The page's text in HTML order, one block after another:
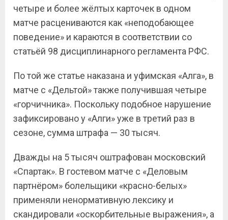
четыре и более жёлтых карточек в одном
матче расцениваются как «неподобающее
поведение» и караются в соответствии со
статьёй 98 дисциплинарного регламента РФС.
По той же статье наказана и уфимская «Алга», в
матче с «Дельтой» также получившая четыре
«горчичника». Поскольку подобное нарушение
зафиксировано у «Алги» уже в третий раз в
сезоне, сумма штрафа — 30 тысяч.
Дважды на 5 тысяч оштрафован московский
«Спартак». В гостевом матче с «Деловым
партнёром» болельщики «красно-белых»
применяли ненормативную лексику и
скандировали «оскорбительные выражения», а